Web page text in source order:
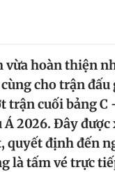
vừa hoàn thiện
cho trận đấu
trận cuối bảng C
Á 2026. Đây
quyết định đến
là tấm vé trực